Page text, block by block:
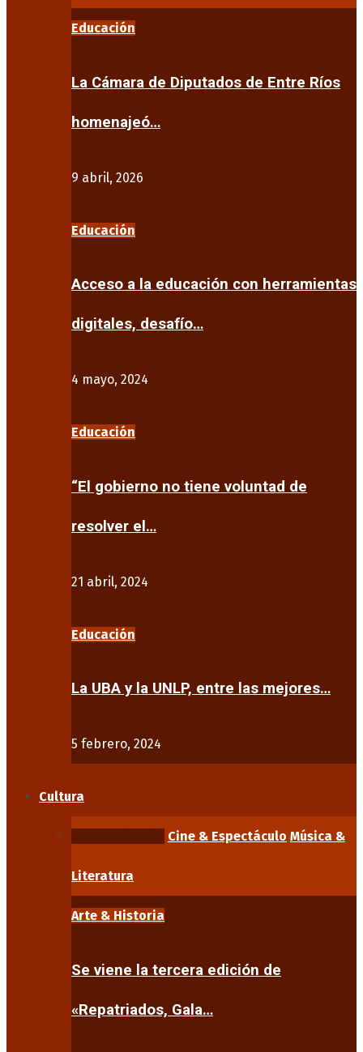
Educación
La Cámara de Diputados de Entre Ríos
homenajeó…
9 abril, 2026
Educación
Acceso a la educación con herramientas
digitales, desafío…
4 mayo, 2024
Educación
“El gobierno no tiene voluntad de
resolver el…
21 abril, 2024
Educación
La UBA y la UNLP, entre las mejores…
5 febrero, 2024
Cultura
Cine & Espectáculo Música &
Literatura
Arte & Historia
Se viene la tercera edición de
«Repatriados, Gala…